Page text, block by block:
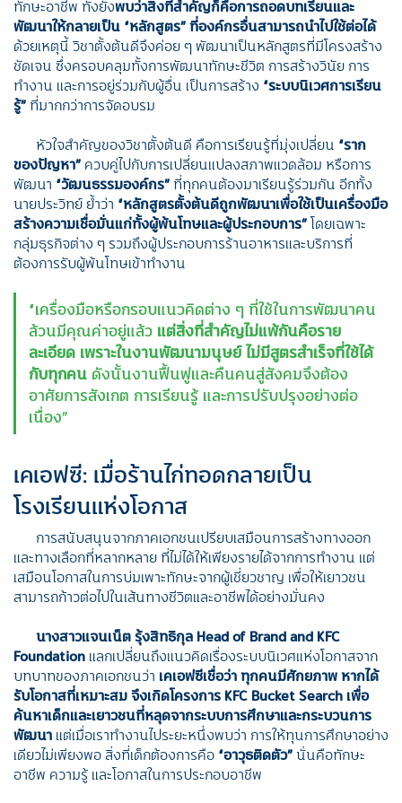
ทักษะอาชีพ ทั้งยังพบว่าสิ่งที่สำคัญก็คือการถอดบทเรียนและ
พัฒนาให้กลายเป็น “หลักสูตร”ที่องค์กรอื่นสามารถนำไปใช้ต่อได้
ด้วยเหตุนี้ วิชาตั้งต้นดีจึงค่อย ๆ พัฒนาเป็นหลักสูตรที่มีโครงสร้าง
ชัดเจน ซึ่งครอบคลุมทั้งการพัฒนาทักษะชีวิต การสร้างวินัย การ
ทำงาน และการอยู่ร่วมกับผู้อื่น เป็นการสร้าง “ระบบนิเวศการเรียน
รู้” ที่มากกว่าการจัดอบรม
หัวใจสำคัญของวิชาตั้งต้นดี คือการเรียนรู้ที่มุ่งเปลี่ยน “ราก
ของปัญหา” ควบคู่ไปกับการเปลี่ยนแปลงสภาพแวดล้อม หรือการ
พัฒนา “วัฒนธรรมองค์กร” ที่ทุกคนต้องมาเรียนรู้ร่วมกัน อีกทั้ง
นายประวิทย์ ย้ำว่า “หลักสูตรตั้งต้นดีถูกพัฒนาเพื่อใช้เป็นเครื่องมือ
สร้างความเชื่อมั่นแก่ทั้งผู้พ้นโทษและผู้ประกอบการ”โดยเฉพาะ
กลุ่มธุรกิจต่าง ๆ รวมถึงผู้ประกอบการร้านอาหารและบริการที่
ต้องการรับผู้พ้นโทษเข้าทำงาน
“เครื่องมือหรือกรอบแนวคิดต่าง ๆ ที่ใช้ในการพัฒนาคน
ล้วนมีคุณค่าอยู่แล้ว แต่สิ่งที่สำคัญไม่แพ้กันคือราย
ละเอียด เพราะในงานพัฒนามนุษย์ ไม่มีสูตรสำเร็จที่ใช้ได้
กับทุกคนดังนั้นงานฟื้นฟูและคืนคนสู่สังคมจึงต้อง
อาศัยการสังเกต การเรียนรู้ และการปรับปรุงอย่างต่อ
เนื่อง”
เคเอฟซี: เมื่อร้านไก่ทอดกลายเป็น
โรงเรียนแห่งโอกาส
การสนับสนุนจากภาคเอกชนเปรียบเสมือนการสร้างทางออก
และทางเลือกที่หลากหลาย ที่ไม่ได้ให้เพียงรายได้จากการทำงาน แต่
เสมือนโอกาสในการบ่มเพาะทักษะจากผู้เชี่ยวชาญ เพื่อให้เยาวชน
สามารถก้าวต่อไปในเส้นทางชีวิตและอาชีพได้อย่างมั่นคง
นางสาวแจนเน็ต รุ้งสิทธิกุล Head of Brand and KFC
Foundation แลกเปลี่ยนถึงแนวคิดเรื่องระบบนิเวศแห่งโอกาสจาก
บทบาทของภาคเอกชนว่า เคเอฟซีเชื่อว่าทุกคนมีศักยภาพ หากได้
รับโอกาสที่เหมาะสม จึงเกิดโครงการ KFC Bucket Search เพื่อ
ค้นหาเด็กและเยาวชนที่หลุดจากระบบการศึกษาและกระบวนการ
พัฒนา แต่เมื่อเราทำงานไประยะหนึ่งพบว่า การให้ทุนการศึกษาอย่าง
เดียวไม่เพียงพอ สิ่งที่เด็กต้องการคือ “อาวุธติดตัว” นั่นคือทักษะ
อาชีพ ความรู้ และโอกาสในการประกอบอาชีพ